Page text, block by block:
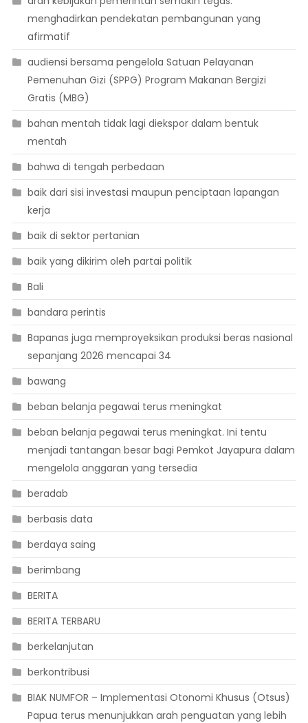
menghadirkan pendekatan pembangunan yang
afirmatif
audiensi bersama pengelola Satuan Pelayanan
Pemenuhan Gizi (SPPG) Program Makanan Bergizi
Gratis (MBG)
bahan mentah tidak lagi diekspor dalam bentuk
mentah
bahwa di tengah perbedaan
baik dari sisi investasi maupun penciptaan lapangan
kerja
baik di sektor pertanian
baik yang dikirim oleh partai politik
Bali
bandara perintis
Bapanas juga memproyeksikan produksi beras nasional
sepanjang 2026 mencapai 34
bawang
beban belanja pegawai terus meningkat
beban belanja pegawai terus meningkat. Ini tentu
menjadi tantangan besar bagi Pemkot Jayapura dalam
mengelola anggaran yang tersedia
beradab
berbasis data
berdaya saing
berimbang
BERITA
BERITA TERBARU
berkelanjutan
berkontribusi
BIAK NUMFOR – Implementasi Otonomi Khusus (Otsus)
Papua terus menunjukkan arah penguatan yang lebih